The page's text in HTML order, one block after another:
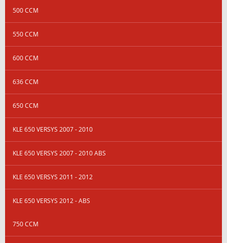
500 CCM
550 CCM
600 CCM
636 CCM
650 CCM
KLE 650 VERSYS 2007 - 2010
KLE 650 VERSYS 2007 - 2010 ABS
KLE 650 VERSYS 2011 - 2012
KLE 650 VERSYS 2012 - ABS
750 CCM